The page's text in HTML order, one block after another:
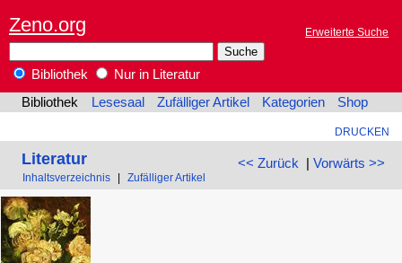
Zeno.org Erweiterte Suche
Bibliothek
Nur in Literatur
Bibliothek
Lesesaal Zufälliger Artikel Kategorien Shop
DRUCKEN
<< Zurück | Vorwärts >>
Literatur
Inhaltsverzeichnis Zufälliger Artikel